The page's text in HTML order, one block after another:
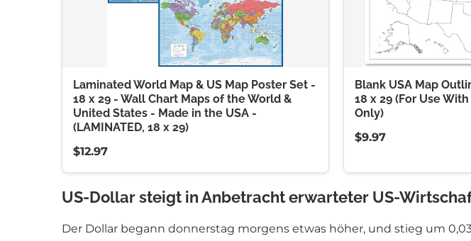
Laminated World Map & US Map Poster Set -
18 x 29 - Wall Chart Maps of the World &
United States - Made in the USA -
(LAMINATED, 18 x 29)
$12.97
Blank USA Map
18 x 29 (For Use
Only)
$9.97
US-Dollar steigt in Anbetracht erwarteter US-
Der Dollar begann donnerstag morgens etwas höher, und stieg um